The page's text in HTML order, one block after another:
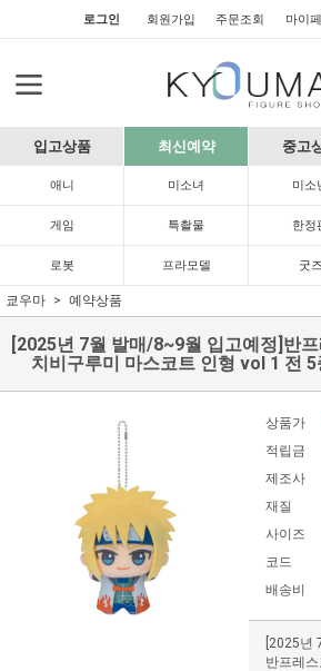
로그인 회원가입 주문조회 마이
입고상품 최신예약 중고
애니 미소녀 미소
게임 특촬물 한정
로봇 프라모델 굿즈
쿄우마 예약상품
[2025년 7월 발매/8~9월 입고예정]반
치비구루미 마스코트 인형 vol 1 전
상품가
적립금
제조사
재질
사이즈
코드
배송비
[2025년
반프레